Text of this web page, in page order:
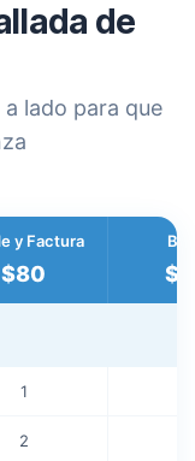
de
lado para que
y Factura
$80
1
2